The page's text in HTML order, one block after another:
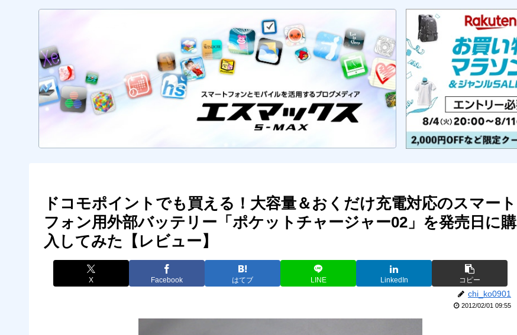
ドコモポイントでも買える！大容量＆おくだけ充電対応のスマート
フォン用外部バッテリー「ポケットチャージャー02」を発売日に購
入してみた【レビュー】
X Facebook はてブ LINE LinkedIn コピー
chi_ko0901
2012/02/01 09:55